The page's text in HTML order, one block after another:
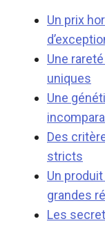
Un prix
Une
uniques
Une
Des
stricts
Un
grandes
Les